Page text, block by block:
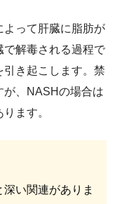
よって肝臓に脂肪が
で解毒される過程で
引き起こします。禁
が、NASHの場合は
ます。
い関連がありま